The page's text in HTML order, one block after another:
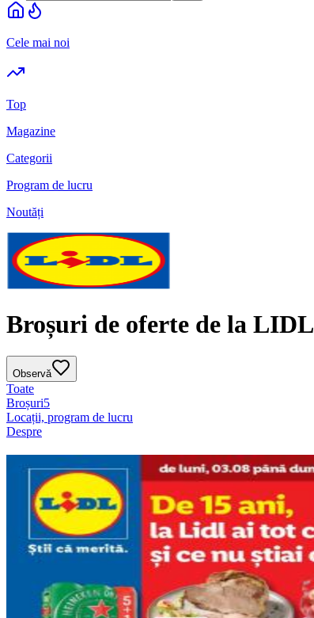
Cele mai noi
Top
Magazine
Categorii
Program de lucru
Noutăți
Broșuri de oferte de la LIDL
Observă
Toate
Broșuri5
Locații, program de lucru
Despre